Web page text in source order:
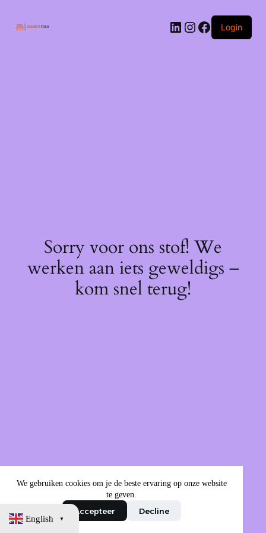
We gebruiken cookies om je de beste ervaring op onze website
te geven.
Accepteer Decline
LinkedIn
Instagram
Facebook
Login
Sorry voor ons stof! We
werken aan iets geweldigs –
kom snel terug!
English ▼